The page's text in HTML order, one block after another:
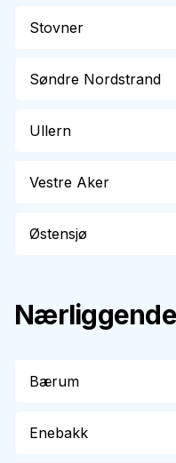
Stovner
Søndre Nordstrand
Ullern
Vestre Aker
Østensjø
Bærum
Enebakk